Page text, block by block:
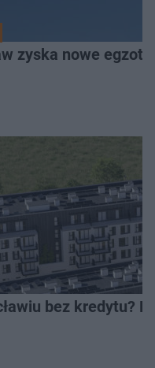
zyska nowe
bez kredytu?